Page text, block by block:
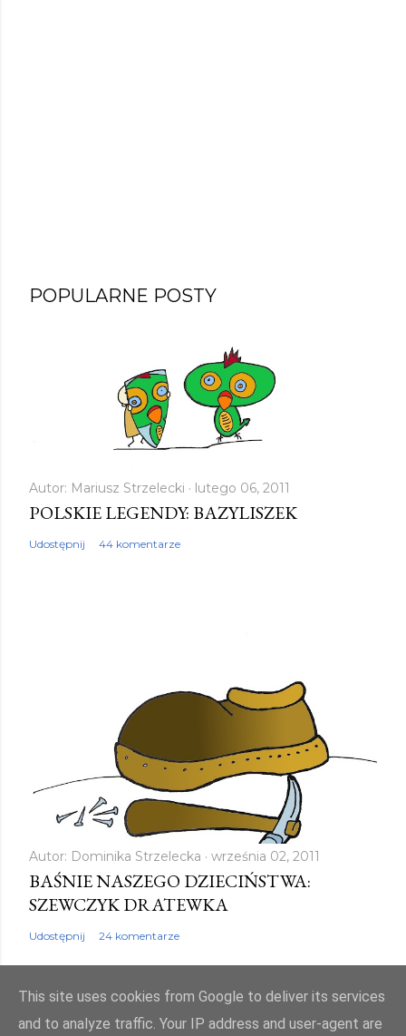
POPULARNE POSTY
Autor: Mariusz Strzelecki lutego 06, 2011
POLSKIE LEGENDY: BAZYLISZEK
Udostępnij 44 komentarze
Autor: Dominika Strzelecka września 02, 2011
BAŚNIE NASZEGO DZIECIŃSTWA:
SZEWCZYK DRATEWKA
Udostępnij 24 komentarze
This site uses cookies from Google to deliver its services
and to analyze traffic. Your IP address and user-agent are